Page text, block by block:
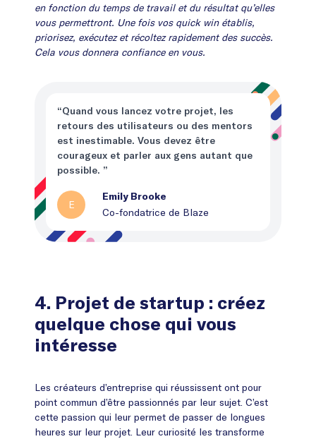
en fonction du temps de travail et du résultat qu’elles
vous permettront. Une fois vos quick win établis,
priorisez, exécutez et récoltez rapidement des succès.
Cela vous donnera confiance en vous.
“Quand vous lancez votre projet, les
retours des utilisateurs ou des mentors
est inestimable. Vous devez être
courageux et parler aux gens autant que
possible. ”
E
Emily Brooke
Co-fondatrice de Blaze
4. Projet de startup : créez
quelque chose qui vous
intéresse
Les créateurs d’entreprise qui réussissent ont pour
point commun d’être passionnés par leur sujet. C’est
cette passion qui leur permet de passer de longues
heures sur leur projet. Leur curiosité les transforme